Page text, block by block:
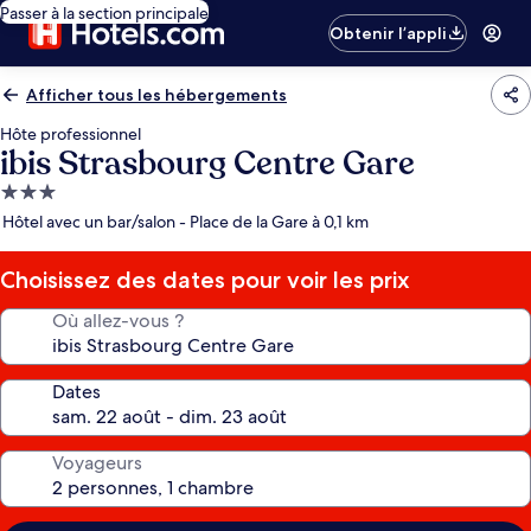
Passer à la section principale
Obtenir l’appli
Afficher tous les hébergements
Hôte professionnel
ibis Strasbourg Centre Gare
Hébergement
3.0 étoiles
Hôtel avec un bar/salon - Place de la Gare à 0,1 km
Choisissez des dates pour voir les prix
Où allez-vous ?
Dates
Voyageurs